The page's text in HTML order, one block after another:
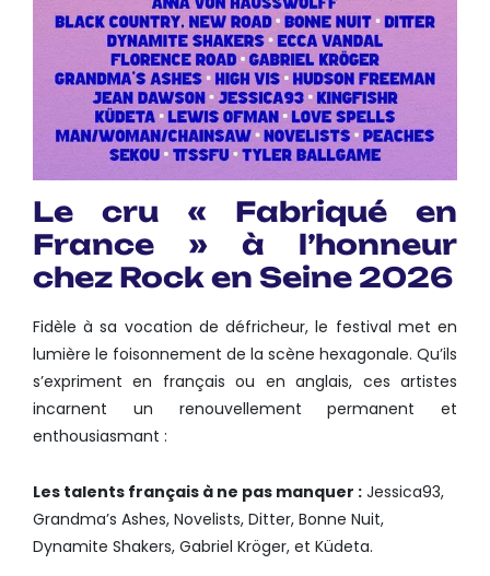
Le cru « Fabriqué en
France » à l’honneur
chez Rock en Seine 2026
Fidèle à sa vocation de défricheur, le festival met en
lumière le foisonnement de la scène hexagonale. Qu’ils
s’expriment en français ou en anglais, ces artistes
incarnent un renouvellement permanent et
enthousiasmant :
Les talents français à ne pas manquer : Jessica93,
Grandma’s Ashes, Novelists, Ditter, Bonne Nuit,
Dynamite Shakers, Gabriel Kröger, et Küdeta.